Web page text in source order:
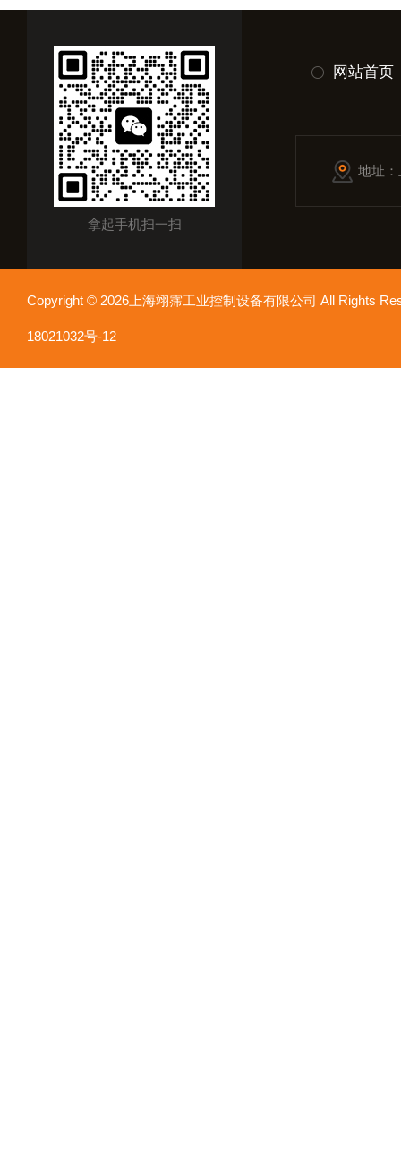
拿起手机扫一扫
网站首页
地址
Copyright © 2026上海翊霈工业控制设备有限公司 All Rights
18021032号-12